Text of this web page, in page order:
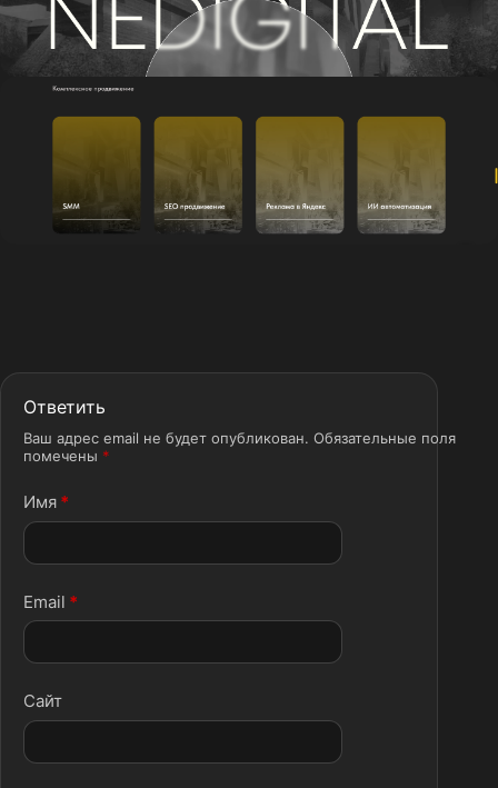
Ответить
Ваш адрес email не будет опубликован. Обязательные поля
помечены *
Имя *
Email *
Сайт